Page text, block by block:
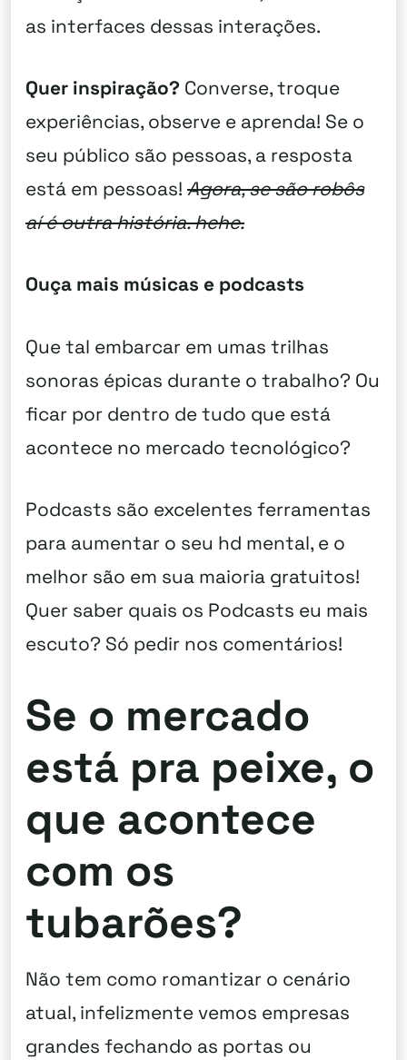
as interfaces dessas interações.
Quer inspiração? Converse, troque
experiências, observe e aprenda! Se o
seu público são pessoas, a resposta
está em pessoas! Agora, se são robôs
aí é outra história. hehe.
Ouça mais músicas e podcasts
Que tal embarcar em umas trilhas
sonoras épicas durante o trabalho? Ou
ficar por dentro de tudo que está
acontece no mercado tecnológico?
Podcasts são excelentes ferramentas
para aumentar o seu hd mental, e o
melhor são em sua maioria gratuitos!
Quer saber quais os Podcasts eu mais
escuto? Só pedir nos comentários!
Se o mercado
está pra peixe, o
que acontece
com os
tubarões?
Não tem como romantizar o cenário
atual, infelizmente vemos empresas
grandes fechando as portas ou